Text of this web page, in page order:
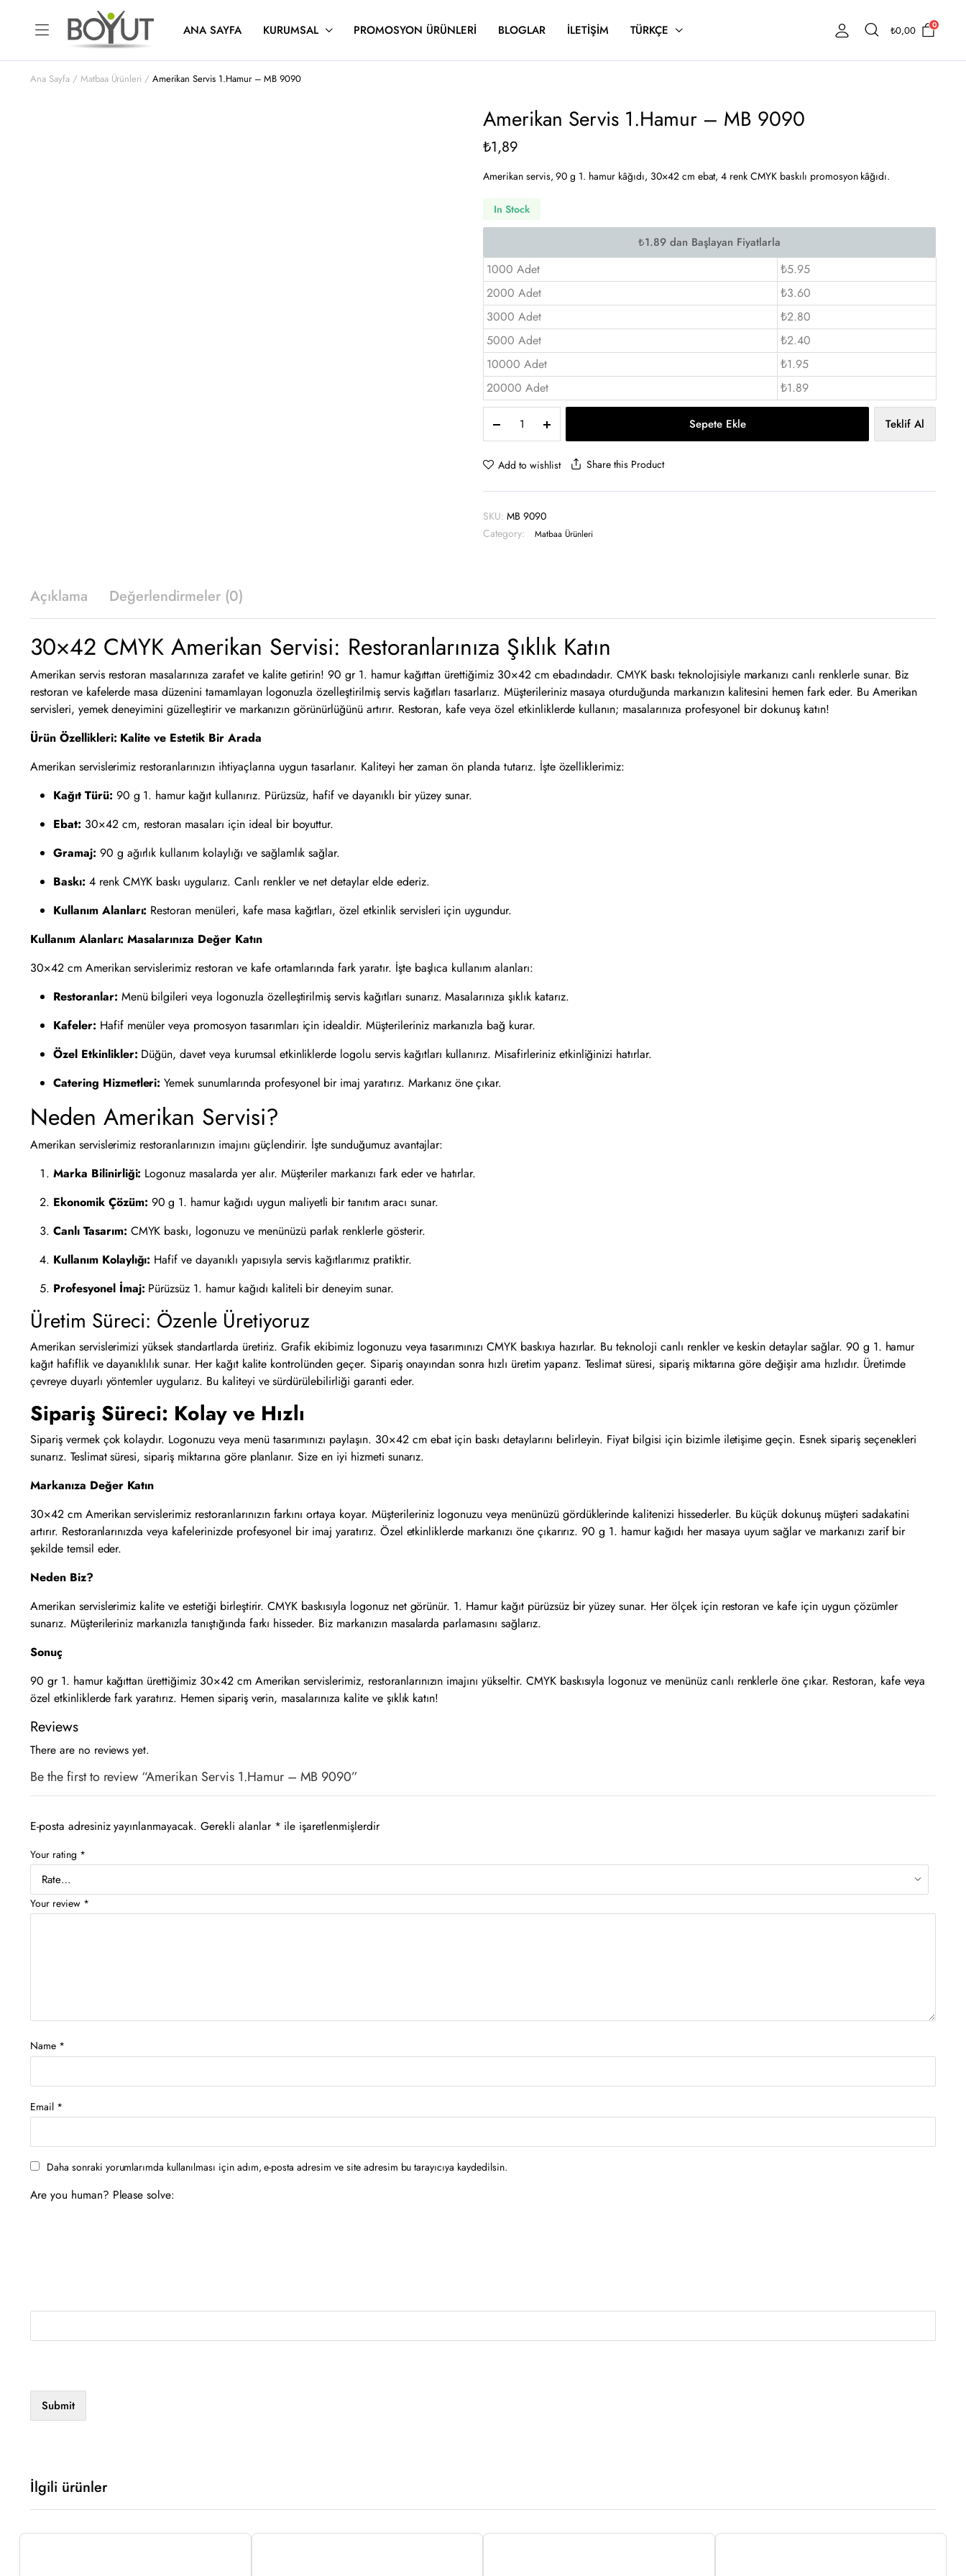
ANA SAYFA KURUMSAL PROMOSYON ÜRÜNLERI BLOGLAR İLETIŞIM TÜRKÇE ₺0,00 0
Ana Sayfa Matbaa Ürünleri Amerikan Servis 1.Hamur – MB 9090
Amerikan Servis 1.Hamur – MB 9090
₺1,89
Amerikan servis, 90 g 1. hamur kâğıdı, 30×42 cm ebat, 4 renk CMYK baskılı promosyon kâğıdı.
In Stock
1000 Adet
₺5.95
2000 Adet
₺3.60
3000 Adet
₺2.80
5000 Adet
₺2.40
10000 Adet
₺1.95
20000 Adet
₺1.89
Servis
1.Hamur
9090
Sepete Ekle Teklif Al
Add to wishlist Share this Product
SKU: MB 9090
Category:
Matbaa Ürünleri
Açıklama Değerlendirmeler (0)
30×42 CMYK Amerikan Servisi: Restoranlarınıza Şıklık Katın
Amerikan servis restoran masalarınıza zarafet ve kalite getirin! 90 gr 1. hamur kağıttan ürettiğimiz 30×42 cm ebadındadır. CMYK baskı teknolojisiyle markanızı canlı renklerle sunar. Biz
restoran ve kafelerde masa düzenini tamamlayan logonuzla özelleştirilmiş servis kağıtları tasarlarız. Müşterileriniz masaya oturduğunda markanızın kalitesini hemen fark eder. Bu Amerikan
servisleri, yemek deneyimini güzelleştirir ve markanızın görünürlüğünü artırır. Restoran, kafe veya özel etkinliklerde kullanın; masalarınıza profesyonel bir dokunuş katın!
Ürün Özellikleri: Kalite ve Estetik Bir Arada
Amerikan servislerimiz restoranlarınızın ihtiyaçlarına uygun tasarlanır. Kaliteyi her zaman ön planda tutarız. İşte özelliklerimiz:
Kağıt Türü: 90 g 1. hamur kağıt kullanırız. Pürüzsüz, hafif ve dayanıklı bir yüzey sunar.
Ebat: 30×42 cm, restoran masaları için ideal bir boyuttur.
Gramaj: 90 g ağırlık kullanım kolaylığı ve sağlamlık sağlar.
Baskı: 4 renk CMYK baskı uygularız. Canlı renkler ve net detaylar elde ederiz.
Kullanım Alanları: Restoran menüleri, kafe masa kağıtları, özel etkinlik servisleri için uygundur.
Kullanım Alanları: Masalarınıza Değer Katın
30×42 cm Amerikan servislerimiz restoran ve kafe ortamlarında fark yaratır. İşte başlıca kullanım alanları:
Restoranlar: Menü bilgileri veya logonuzla özelleştirilmiş servis kağıtları sunarız. Masalarınıza şıklık katarız.
Kafeler: Hafif menüler veya promosyon tasarımları için idealdir. Müşterileriniz markanızla bağ kurar.
Özel Etkinlikler: Düğün, davet veya kurumsal etkinliklerde logolu servis kağıtları kullanırız. Misafirleriniz etkinliğinizi hatırlar.
Catering Hizmetleri: Yemek sunumlarında profesyonel bir imaj yaratırız. Markanız öne çıkar.
Neden Amerikan Servisi?
Amerikan servislerimiz restoranlarınızın imajını güçlendirir. İşte sunduğumuz avantajlar:
Marka Bilinirliği: Logonuz masalarda yer alır. Müşteriler markanızı fark eder ve hatırlar.
Ekonomik Çözüm: 90 g 1. hamur kağıdı uygun maliyetli bir tanıtım aracı sunar.
Canlı Tasarım: CMYK baskı, logonuzu ve menünüzü parlak renklerle gösterir.
Kullanım Kolaylığı: Hafif ve dayanıklı yapısıyla servis kağıtlarımız pratiktir.
Profesyonel İmaj: Pürüzsüz 1. hamur kağıdı kaliteli bir deneyim sunar.
Üretim Süreci: Özenle Üretiyoruz
Amerikan servislerimizi yüksek standartlarda üretiriz. Grafik ekibimiz logonuzu veya tasarımınızı CMYK baskıya hazırlar. Bu teknoloji canlı renkler ve keskin detaylar sağlar. 90 g 1. hamur
kağıt hafiflik ve dayanıklılık sunar. Her kağıt kalite kontrolünden geçer. Sipariş onayından sonra hızlı üretim yaparız. Teslimat süresi, sipariş miktarına göre değişir ama hızlıdır. Üretimde
çevreye duyarlı yöntemler uygularız. Bu kaliteyi ve sürdürülebilirliği garanti eder.
Sipariş Süreci: Kolay ve Hızlı
Sipariş vermek çok kolaydır. Logonuzu veya menü tasarımınızı paylaşın. 30×42 cm ebat için baskı detaylarını belirleyin. Fiyat bilgisi için bizimle iletişime geçin. Esnek sipariş seçenekleri
sunarız. Teslimat süresi, sipariş miktarına göre planlanır. Size en iyi hizmeti sunarız.
Markanıza Değer Katın
30×42 cm Amerikan servislerimiz restoranlarınızın farkını ortaya koyar. Müşterileriniz logonuzu veya menünüzü gördüklerinde kalitenizi hissederler. Bu küçük dokunuş müşteri sadakatini
artırır. Restoranlarınızda veya kafelerinizde profesyonel bir imaj yaratırız. Özel etkinliklerde markanızı öne çıkarırız. 90 g 1. hamur kağıdı her masaya uyum sağlar ve markanızı zarif bir
şekilde temsil eder.
Neden Biz?
Amerikan servislerimiz kalite ve estetiği birleştirir. CMYK baskısıyla logonuz net görünür. 1. Hamur kağıt pürüzsüz bir yüzey sunar. Her ölçek için restoran ve kafe için uygun çözümler
sunarız. Müşterileriniz markanızla tanıştığında farkı hisseder. Biz markanızın masalarda parlamasını sağlarız.
Sonuç
90 gr 1. hamur kağıttan ürettiğimiz 30×42 cm Amerikan servislerimiz, restoranlarınızın imajını yükseltir. CMYK baskısıyla logonuz ve menünüz canlı renklerle öne çıkar. Restoran, kafe veya
özel etkinliklerde fark yaratırız. Hemen sipariş verin, masalarınıza kalite ve şıklık katın!
Reviews
There are no reviews yet.
Be the first to review “Amerikan Servis 1.Hamur – MB 9090”
E-posta adresiniz yayınlanmayacak. Gerekli alanlar * ile işaretlenmişlerdir
Your rating *
Your review *
Name *
Email *
Daha sonraki yorumlarımda kullanılması için adım, e-posta adresim ve site adresim bu tarayıcıya kaydedilsin.
Are you human? Please solve:
İlgili ürünler